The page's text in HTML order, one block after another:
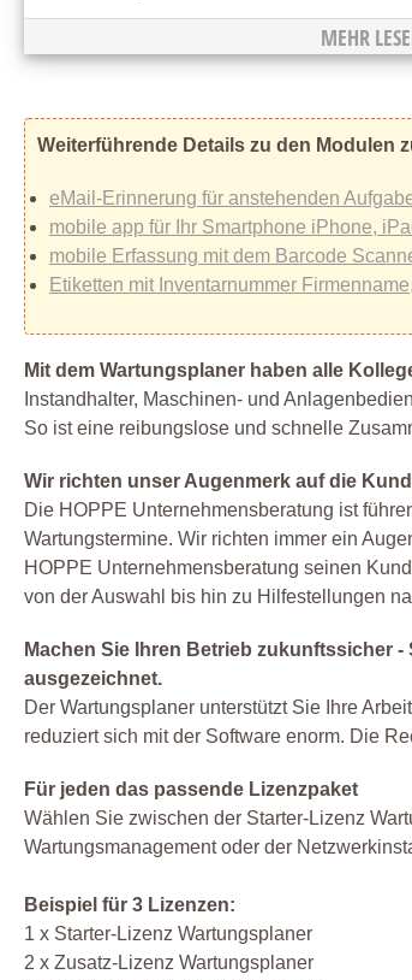
MEHR
Weiterführende Details zu den Modulen
eMail-Erinnerung für anstehenden
mobile app für Ihr Smartphone iPhone,
mobile Erfassung mit dem Barcode
Etiketten mit Inventarnummer
Mit dem Wartungsplaner haben alle
Instandhalter, Maschinen- und
So ist eine reibungslose und schnelle
Wir richten unser Augenmerk auf die
Die HOPPE Unternehmensberatung ist
Wartungstermine. Wir richten immer ein
HOPPE Unternehmensberatung seinen
von der Auswahl bis hin zu Hilfestellungen
Machen Sie Ihren Betrieb zukunftssicher
ausgezeichnet.
Der Wartungsplaner unterstützt Sie Ihre
reduziert sich mit der Software enorm. Die
Für jeden das passende Lizenzpaket
Wählen Sie zwischen der Starter-Lizenz
Wartungsmanagement oder der
Beispiel für 3 Lizenzen:
1 x Starter-Lizenz Wartungsplaner
2 x Zusatz-Lizenz Wartungsplaner